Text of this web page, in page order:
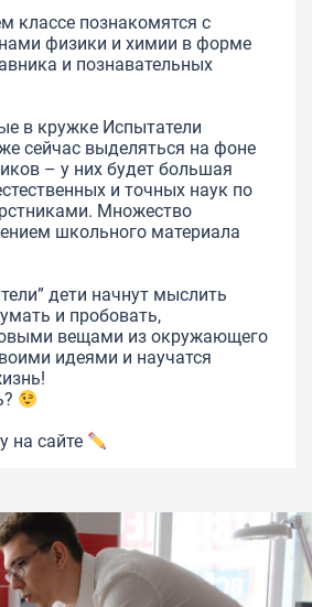
классе познакомятся с
физики и химии в форме
и познавательных
в кружке Испытатели
сейчас выделяться на фоне
– у них будет большая
и точных наук по
Множество
школьного материала
дети начнут мыслить
и пробовать,
вещами из окружающего
идеями и научатся
на сайте